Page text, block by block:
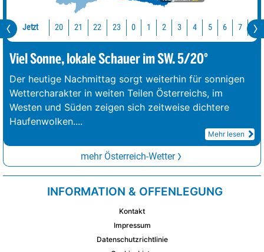
Jetzt 20 21 22 23 0 1 2 3 4 5 6 7 8
Viel Sonne, lokale Schauer im SW. 5/20°
Der heutige Nachmittag sorgt weiterhin für sonnigen
Wettercharakter in weiten Teilen Österreichs, im
Westen und Süden zeigen sich zeitweise dichtere
Haufenwolken....
Mehr lesen
mehr Österreich-Wetter
INFORMATION & OFFENLEGUNG
Kontakt
Impressum
Datenschutzrichtlinie